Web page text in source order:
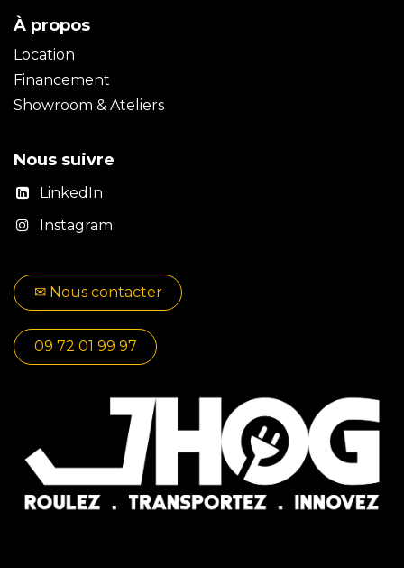
À propos
Location
Financement
Showroom & Ateliers
Nous suivre
LinkedIn
Instagram
✉​​ No​​​​us contacter
09 72 01 99 97